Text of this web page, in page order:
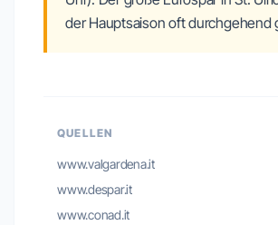
der Hauptsaison oft durchgehend
QUELLEN
www.valgardena.it
www.despar.it
www.conad.it